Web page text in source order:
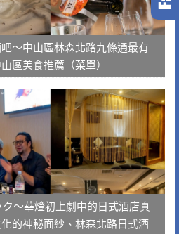
～中山區林森北路九條通最有
區美食推薦（菜單）
～華燈初上劇中的日式酒店真
的神秘面紗、林森北路日式酒